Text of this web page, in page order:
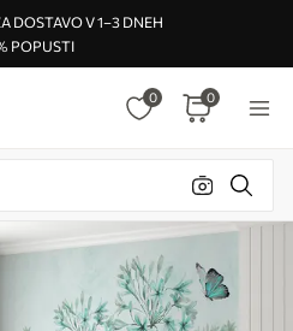
DOSTAVO V 1–3 DNEH
POPUSTI
0 0